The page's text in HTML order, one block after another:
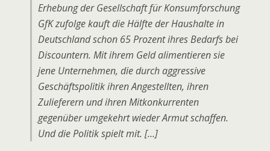
Erhebung der Gesellschaft für Konsumforschung
GfK zufolge kauft die Hälfte der Haushalte in
Deutschland schon 65 Prozent ihres Bedarfs bei
Discountern. Mit ihrem Geld alimentieren sie
jene Unternehmen, die durch aggressive
Geschäftspolitik ihren Angestellten, ihren
Zulieferern und ihren Mitkonkurrenten
gegenüber umgekehrt wieder Armut schaffen.
Und die Politik spielt mit. […]